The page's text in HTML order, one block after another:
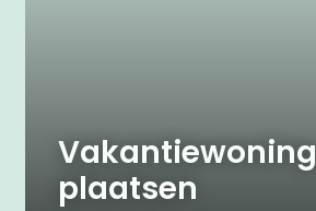
Vakantiewoning
plaatsen